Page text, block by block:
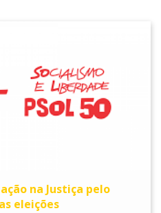
na Justiça pelo
eleições